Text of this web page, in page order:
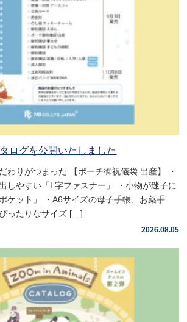
ログを公開いたしました
わりがつまった 【ポーチ御祝儀袋 出産】 ・
しやすい「L字ファスナー」 ・小物が迷子に
ケット」 ・A6サイズの母子手帳、お薬手
ったりなサイズ […]
2026.08.05